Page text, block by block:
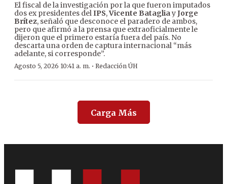
El fiscal de la investigación por la que fueron imputados
dos ex presidentes delIPS,Vicente BatagliayJorge
Brítez, señaló que desconoce el paradero de ambos,
pero que afirmó a la prensa que extraoficialmente le
dijeron que el primero estaría fuera del país. No
descarta una orden de captura internacional “más
adelante, si corresponde”.
Agosto 5, 2026 10:41 a. m. · Redacción ÚH
Carga Más